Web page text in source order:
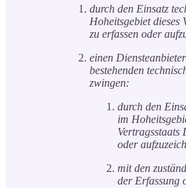
durch den Einsatz
Hoheitsgebiet dieses
zu erfassen oder
einen
bestehenden
zwingen:
durch den
im
Vertragsstaats
oder
mit den
der Erfassung